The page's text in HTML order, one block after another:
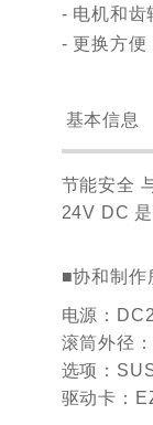
- 电机和齿
- 更换方便
基本信息
节能安全
24V DC
■协和制作
电源 ：
滚筒外径
选项：
驱动卡：